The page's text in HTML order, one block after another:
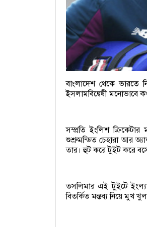
বাংলাদেশ থেকে ভারতে
ইসলামবিদ্বেষী মনোভাবে
সম্প্রতি ইংলিশ
শুশ্রুমন্ডিত চেহারা আর
তার। হুট করে টুইট করে
তসলিমার এই টুইটে
বিতর্কিত মন্তব্য নিয়ে মুখ